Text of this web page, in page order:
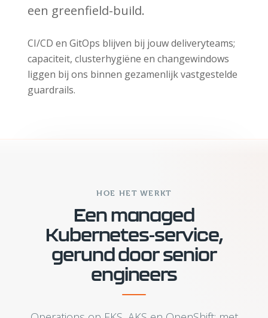
een greenfield-build.
CI/CD en GitOps blijven bij jouw deliveryteams;
capaciteit, clusterhygiëne en changewindows
liggen bij ons binnen gezamenlijk vastgestelde
guardrails.
HOE HET WERKT
Een managed
Kubernetes-service,
gerund door senior
engineers